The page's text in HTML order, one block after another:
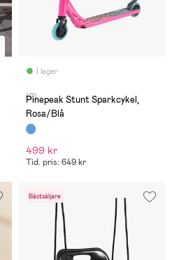
I lager
(2)
Pinepeak Stunt Sparkcykel,
Rosa/Blå
499 kr
Tid. pris: 649 kr
Bästsäljare